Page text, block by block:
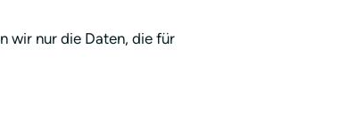
wir nur die Daten, die für